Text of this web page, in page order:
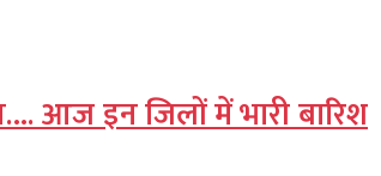
आज इन जिलों में भारी बारिश